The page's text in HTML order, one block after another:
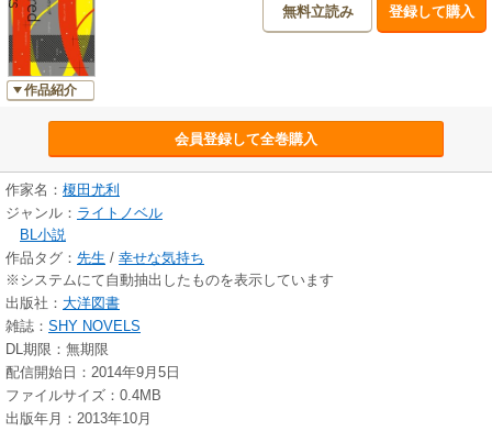
作品紹介
無料立読み 登録して購入
会員登録して全巻購入
作家名： 榎田尤利
ジャンル： ライトノベル
BL小説
作品タグ： 先生 / 幸せな気持ち
※システムにて自動抽出したものを表示しています
出版社： 大洋図書
雑誌： SHY NOVELS
DL期限：無期限
配信開始日：2014年9月5日
ファイルサイズ：0.4MB
出版年月：2013年10月